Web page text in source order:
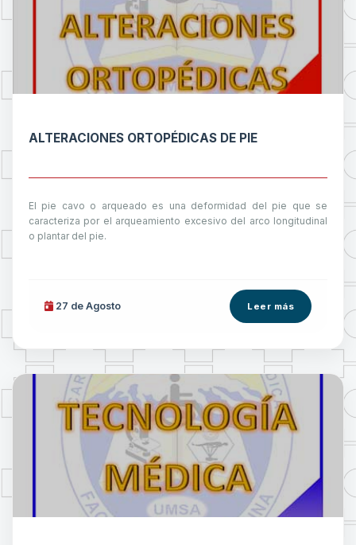
ALTERACIONES ORTOPÉDICAS DE PIE
El pie cavo o arqueado es una deformidad del pie que se
caracteriza por el arqueamiento excesivo del arco longitudinal
o plantar del pie.
27 de Agosto Leer más